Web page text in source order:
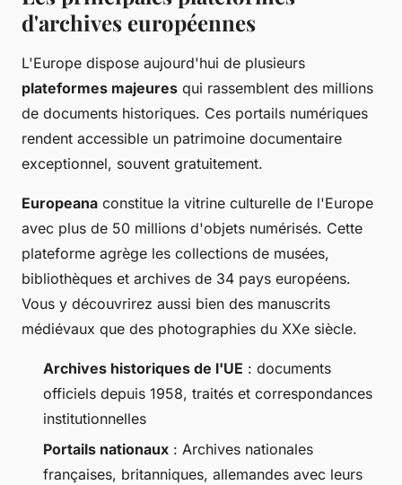
d'archives européennes
L'Europe dispose aujourd'hui de plusieurs
plateformes majeures qui rassemblent des millions
de documents historiques. Ces portails numériques
rendent accessible un patrimoine documentaire
exceptionnel, souvent gratuitement.
Europeana constitue la vitrine culturelle de l'Europe
avec plus de 50 millions d'objets numérisés. Cette
plateforme agrège les collections de musées,
bibliothèques et archives de 34 pays européens.
Vous y découvrirez aussi bien des manuscrits
médiévaux que des photographies du XXe siècle.
Archives historiques de l'UE : documents
officiels depuis 1958, traités et correspondances
institutionnelles
Portails nationaux : Archives nationales
françaises, britanniques, allemandes avec leurs